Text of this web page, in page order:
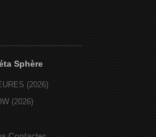
Sphère
(2026)
(2026)